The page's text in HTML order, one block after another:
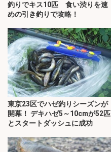
釣りでキス10匹 食い渋りを速
めの引き釣りで攻略！
東京23区でハゼ釣りシーズンが
開幕！ デキハゼ5～10cmが52匹
とスタートダッシュに成功